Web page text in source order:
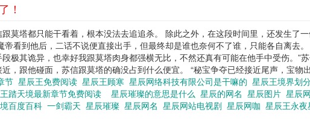
！
莫塔都只能干看着，根本没法去追追杀。 除此之外，在这段时间里，还发生了
看到他后，二话不说便直接出手，但最终却是谁也奈何不了谁，只能各自离去
极其诡异，也幸好我跟莫塔肉身都强横无比，不然还真有可能在他手中受伤。”
，跟他碰面，苏信跟莫塔的确没占到什么便宜。 “秘宝争夺已经接近尾声，宝物
节 星辰王免费阅读 星辰王顾寒 星辰网络科技有限公司是干嘛的 星辰王境界划
踏天境最新章节免费阅读 星辰璀璨的意思是什么 星辰的网名 星辰图片 星辰
百度百科 一剑霸天 星辰璀璨 星辰网名 星辰网站电视剧 星辰网咖 星辰王永夜